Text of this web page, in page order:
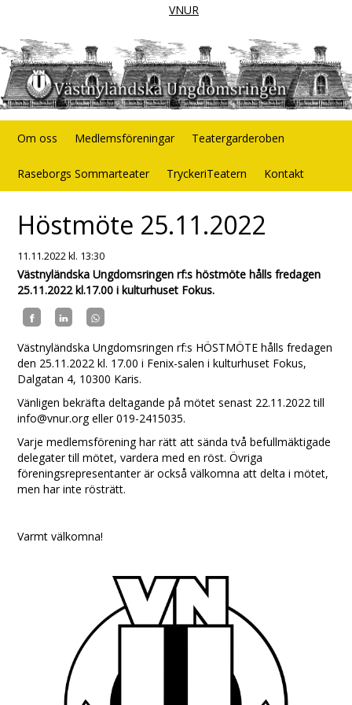
VNUR
Om oss Medlemsföreningar Teatergarderoben
Raseborgs Sommarteater TryckeriTeatern Kontakt
Höstmöte 25.11.2022
11.11.2022kl. 13:30
Västnyländska Ungdomsringen rf:s höstmöte hålls fredagen
25.11.2022 kl.17.00 i kulturhuset Fokus.
Västnyländska Ungdomsringen rf:s HÖSTMÖTE hålls fredagen
den 25.11.2022 kl. 17.00 i Fenix-salen i kulturhuset Fokus,
Dalgatan 4, 10300 Karis.
Vänligen bekräfta deltagande på mötet senast 22.11.2022 till
info@vnur.org eller 019-2415035.
Varje medlemsförening har rätt att sända två befullmäktigade
delegater till mötet, vardera med en röst. Övriga
föreningsrepresentanter är också välkomna att delta i mötet,
men har inte rösträtt.
Varmt välkomna!